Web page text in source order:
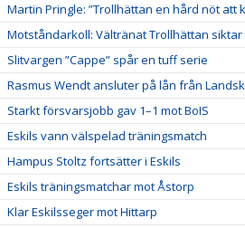
Martin Pringle: ”Trollhättan en hård nöt att
Motståndarkoll: Vältränat Trollhättan
Slitvargen ”Cappe” spår en tuff serie
Rasmus Wendt ansluter på lån från
Starkt försvarsjobb gav 1–1 mot BoIS
Eskils vann välspelad träningsmatch
Hampus Stoltz fortsätter i Eskils
Eskils träningsmatchar mot Åstorp
Klar Eskilsseger mot Hittarp